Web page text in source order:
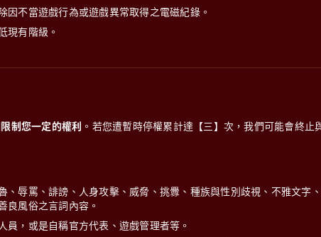
因不當遊戲行為或遊戲異常取得之電磁紀錄。
現有階級。
制您一定的權利 。若您遭暫時停權累計達【三】次，我們可能會終止
、辱罵、誹謗、人身攻擊、威脅、挑釁、種族與性別歧視、不雅文字
良風俗之言詞內容。
，或是自稱官方代表、遊戲管理者等。